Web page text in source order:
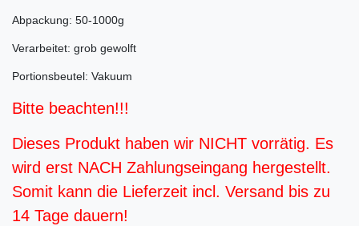
Abpackung: 50-1000g
Verarbeitet: grob gewolft
Portionsbeutel: Vakuum
Bitte beachten!!!
Dieses Produkt haben wir NICHT vorrätig. Es
wird erst NACH Zahlungseingang hergestellt.
Somit kann die Lieferzeit incl. Versand bis zu
14 Tage dauern!